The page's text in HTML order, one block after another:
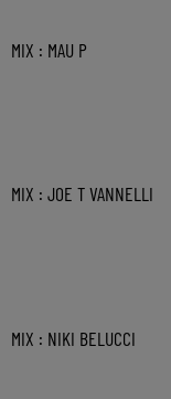
MIX : MAU P
MIX : JOE T VANNELLI
MIX : NIKI BELUCCI